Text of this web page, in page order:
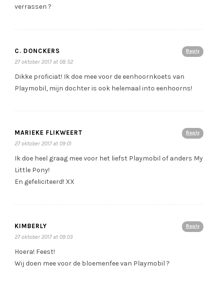
verrassen ?
Reply
C. DONCKERS
27 oktober 2017 at 08:52
Dikke proficiat! Ik doe mee voor de eenhoornkoets van
Playmobil, mijn dochter is ook helemaal into eenhoorns!
Reply
MARIEKE FLIKWEERT
27 oktober 2017 at 09:01
Ik doe heel graag mee voor het liefst Playmobil of anders My
Little Pony!
En gefeliciteerd! XX
Reply
KIMBERLY
27 oktober 2017 at 09:03
Hoera! Feest!
Wij doen mee voor de bloemenfee van Playmobil ?